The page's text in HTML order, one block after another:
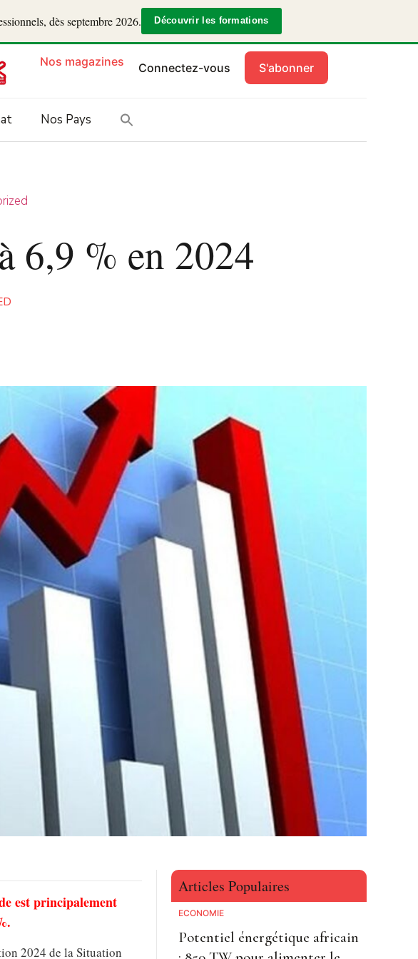
dès septembre 2026. Découvrir les formations
Nos magazines Connectez-vous S'abonner
Nos Pays
6,9 % en 2024
est principalement
2024 de la Situation
Articles Populaires
ECONOMIE
Potentiel énergétique africain